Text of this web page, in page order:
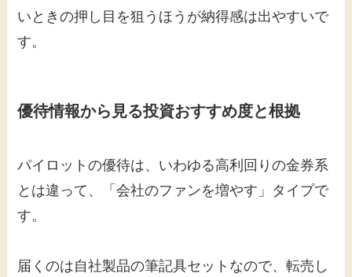
いときの押し目を狙うほうが納得感は出やすいで
す。
優待情報から見る投資おすすめ度と根拠
パイロットの優待は、いわゆる高利回りの金券系
とは違って、「会社のファンを増やす」タイプで
す。
届くのは自社製品の筆記具セットなので、転売し